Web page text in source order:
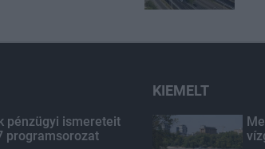
pénzügyi ismereteit
programsorozat
KIEMELT